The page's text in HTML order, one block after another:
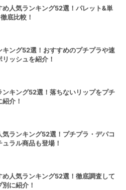
め人気ランキング52選！パレット&単
底比較！
キング52選！おすすめのプチプラや速
ッシュを紹介！
ンキング52選！落ちないリップをプチ
介！
ランキング52選！プチプラ・デパコ
ラル商品も登場！
め人気ランキング52選！徹底調査して
に紹介！